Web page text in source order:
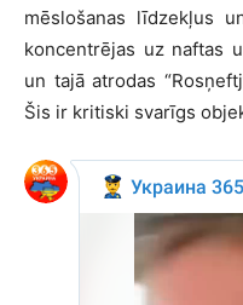
mēslošanas līdzekļus
koncentrējas uz naftas
un tajā atrodas
Šis ir kritiski svarīgs